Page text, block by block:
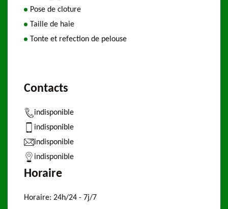
Pose de cloture
Taille de haie
Tonte et refection de pelouse
Contacts
indisponible
indisponible
indisponible
indisponible
Horaire
Horaire: 24h/24 - 7j/7